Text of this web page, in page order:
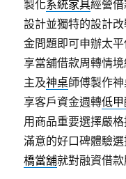
製化系統家具經營
設計並獨特的設計
金問題即可申辦太
享當舖借款周轉情
主及神桌師傅製作
享客戶資金週轉低
用商品重要選擇嚴
滿意的好口碑體驗
橋當舖就對融資借